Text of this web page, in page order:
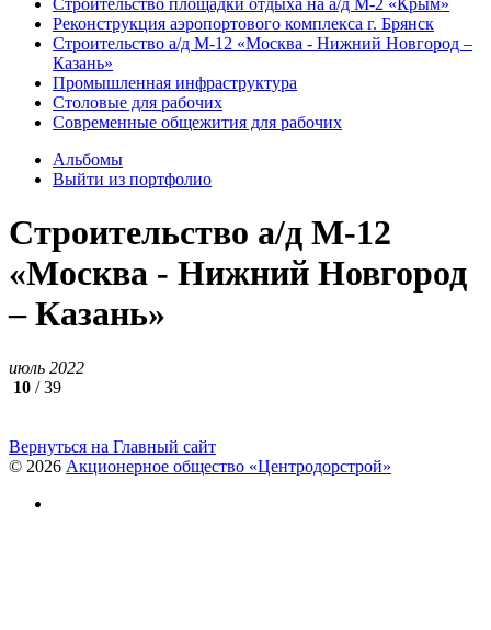
Реконструкция аэропортового комплекса г. Брянск
Строительство а/д М-12 «Москва - Нижний Новгород –
Казань»
Промышленная инфраструктура
Cтоловые для рабочих
Современные общежития для рабочих
Альбомы
Выйти из портфолио
Строительство а/д М-12
«Москва - Нижний Новгород
– Казань»
июль 2022
10 / 39
Вернуться на Главный сайт
© 2026 Акционерное общество «Центродорстрой»